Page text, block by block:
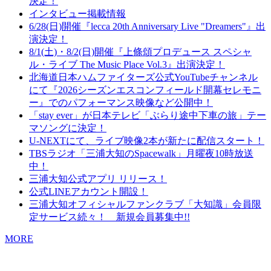
インタビュー掲載情報
6/28(日)開催『lecca 20th Anniversary Live "Dreamers"』出
演決定！
8/1(土)・8/2(日)開催『上條頌プロデュース スペシャ
ル・ライブ The Music Place Vol.3』出演決定！
北海道日本ハムファイターズ公式YouTubeチャンネル
にて『2026シーズンエスコンフィールド開幕セレモニ
ー』でのパフォーマンス映像など公開中！
「stay ever」が日本テレビ「ぶらり途中下車の旅」テー
マソングに決定！
U-NEXTにて、ライブ映像2本が新たに配信スタート！
TBSラジオ「三浦大知のSpacewalk」月曜夜10時放送
中！
三浦大知公式アプリ リリース！
公式LINEアカウント開設！
三浦大知オフィシャルファンクラブ「大知識」会員限
定サービス続々！ 新規会員募集中!!
MORE